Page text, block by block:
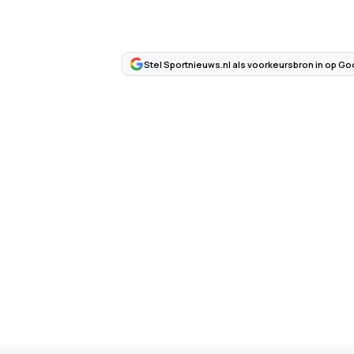
Stel Sportnieuws.nl als voorkeursbron in op